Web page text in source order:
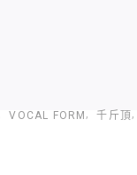
VOCAL FORM 千斤頂